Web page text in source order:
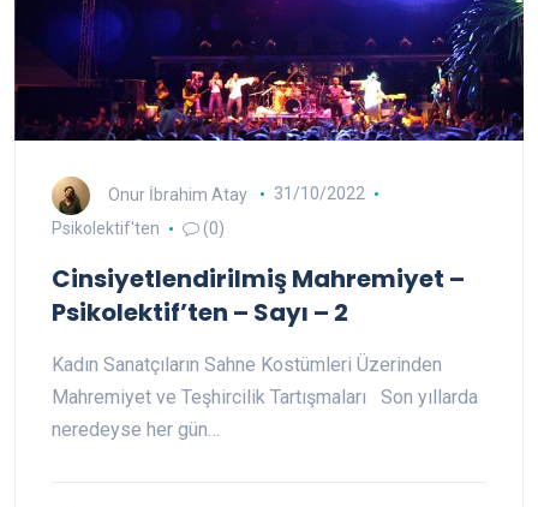
Onur İbrahim Atay
31/10/2022
Psikolektif'ten
(0)
Cinsiyetlendirilmiş Mahremiyet –
Psikolektif’ten – Sayı – 2
Kadın Sanatçıların Sahne Kostümleri Üzerinden
Mahremiyet ve Teşhircilik Tartışmaları Son yıllarda
neredeyse her gün…